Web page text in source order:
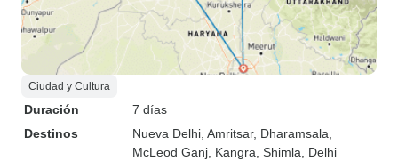
Ciudad y Cultura
Duración
7 días
Destinos
Nueva Delhi , Amritsar, Dharamsala
McLeod Ganj , Kangra , Shimla , Delhi